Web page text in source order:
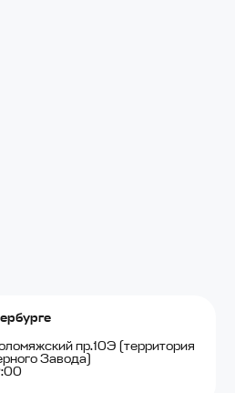
пр.10Э (территория
Завода)